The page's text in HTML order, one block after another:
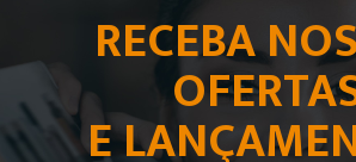
RECEBA
E